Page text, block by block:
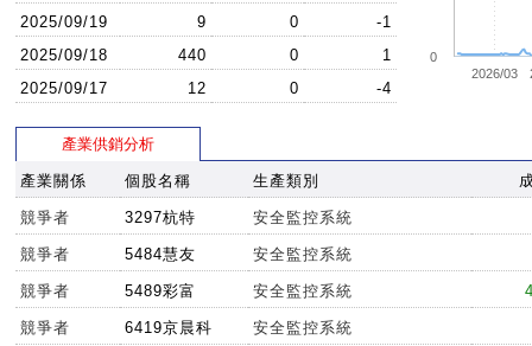
2025/09/19
9 0
-1
2025/09/18
440 0
1
2025/09/17
12 0 -4
2026/03
0
產業供銷分析
產業關係 個股名稱 生產類別
競爭者 3297杭特 安全監控系統
競爭者 5484慧友 安全監控系統
競爭者 5489彩富 安全監控系統
競爭者 6419京晨科 安全監控系統